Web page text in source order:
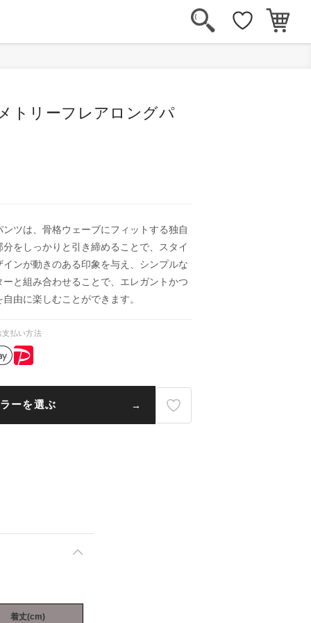
トリーフレアロングパ
ツは、骨格ウェーブにフィットする独自
をしっかりと引き締めることで、スタイ
ンが動きのある印象を与え、シンプルな
と組み合わせることで、エレガントかつ
由に楽しむことができます。
支払い方法
ーを選ぶ
着丈(cm)